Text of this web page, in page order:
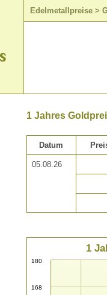
Edelmetallpreise >
1 Jahres
Datum
05.08.26
1
168
180